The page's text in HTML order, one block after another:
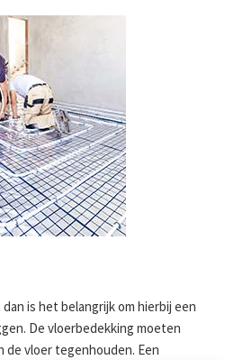
is het belangrijk om hierbij een
De vloerbedekking moeten
de vloer tegenhouden. Een